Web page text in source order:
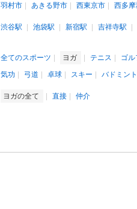
羽村市
あきる野市 西東京市 西多
渋谷駅 池袋駅 新宿駅 吉祥寺駅
全てのスポーツ ヨガ テニス ゴル
気功
弓道 卓球 スキー バドミン
ヨガの全て 直接 仲介